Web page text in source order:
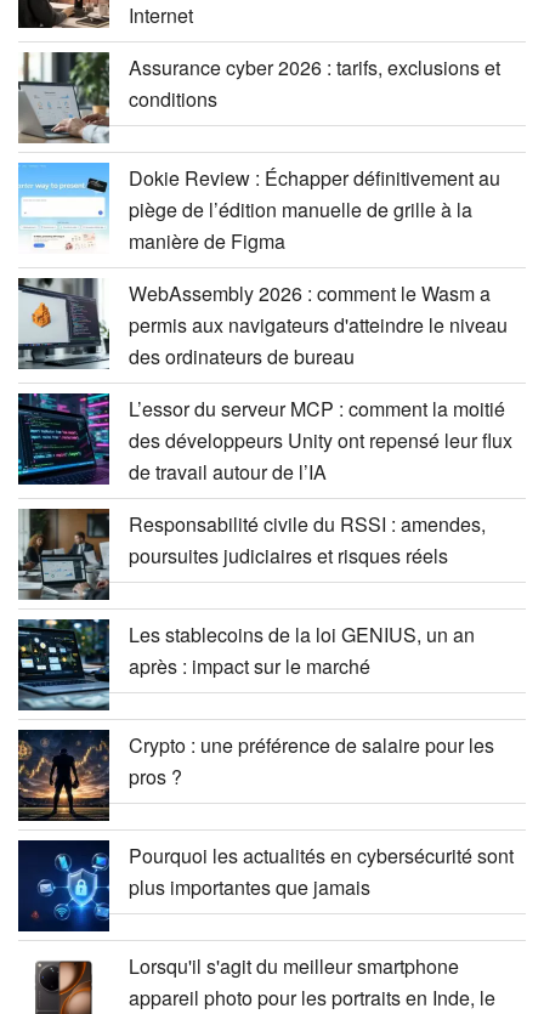
Internet
Assurance cyber 2026 : tarifs, exclusions et
conditions
Dokie Review : Échapper définitivement au
piège de l’édition manuelle de grille à la
manière de Figma
WebAssembly 2026 : comment le Wasm a
permis aux navigateurs d'atteindre le niveau
des ordinateurs de bureau
L’essor du serveur MCP : comment la moitié
des développeurs Unity ont repensé leur flux
de travail autour de l’IA
Responsabilité civile du RSSI : amendes,
poursuites judiciaires et risques réels
Les stablecoins de la loi GENIUS, un an
après : impact sur le marché
Crypto : une préférence de salaire pour les
pros ?
Pourquoi les actualités en cybersécurité sont
plus importantes que jamais
Lorsqu'il s'agit du meilleur smartphone
appareil photo pour les portraits en Inde, le